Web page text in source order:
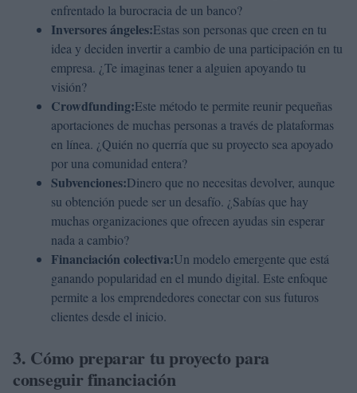
enfrentado la burocracia de un banco?
Inversores ángeles:Estas son personas que creen en tu
idea y deciden invertir a cambio de una participación en tu
empresa. ¿Te imaginas tener a alguien apoyando tu
visión?
Crowdfunding:Este método te permite reunir pequeñas
aportaciones de muchas personas a través de plataformas
en línea. ¿Quién no querría que su proyecto sea apoyado
por una comunidad entera?
Subvenciones:Dinero que no necesitas devolver, aunque
su obtención puede ser un desafío. ¿Sabías que hay
muchas organizaciones que ofrecen ayudas sin esperar
nada a cambio?
Financiación colectiva:Un modelo emergente que está
ganando popularidad en el mundo digital. Este enfoque
permite a los emprendedores conectar con sus futuros
clientes desde el inicio.
3. Cómo preparar tu proyecto para
conseguir financiación